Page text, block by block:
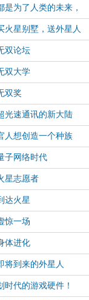
是为了人类的未来，
火星别墅，送外星人
双论坛
双大学
双奖
光速通讯的新大陆
人想创造一个种族
子网络时代
星志愿者
达火星
惊一场
体进化
将到来的外星人
时代的游戏硬件！